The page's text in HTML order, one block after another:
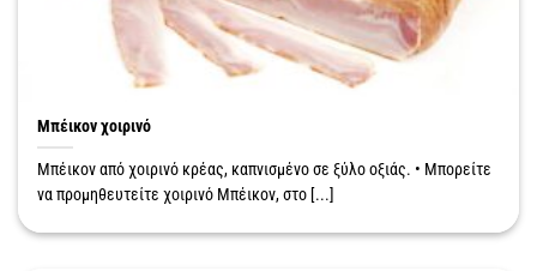
Μπέικον χοιρινό
Μπέικον από χοιρινό κρέας, καπνισμένο σε ξύλο οξιάς. • Μπορείτε
να προμηθευτείτε χοιρινό Μπέικον, στο [...]